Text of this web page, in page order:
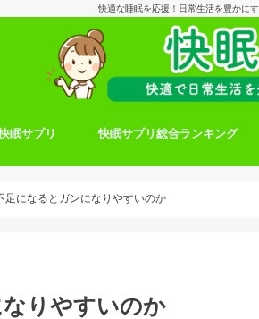
快適な睡眠を応援！日常生活を豊かに
眠サプリ 快眠サプリ総合ランキング
足になるとガンになりやすいのか
りやすいのか